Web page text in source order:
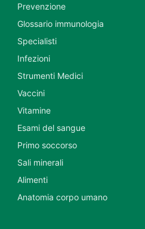
Prevenzione
Glossario immunologia
Specialisti
Infezioni
Strumenti Medici
Vaccini
Vitamine
Esami del sangue
Primo soccorso
Sali minerali
Alimenti
Anatomia corpo umano